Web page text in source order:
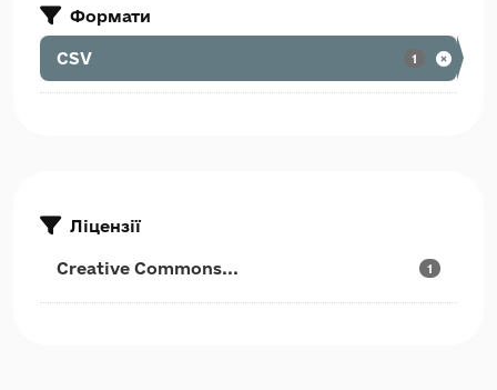
Формати
CSV 1
Ліцензії
Creative Commons... 1